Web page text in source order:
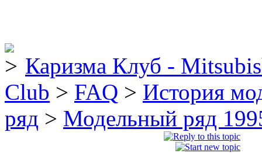
Каризма Клуб -
Club > FAQ > История
ряд > Модельный ряд